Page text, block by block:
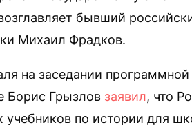
бывший
Михаил Фрадков.
на заседании
Борис Грызлов заявил, что
учебников по истории для